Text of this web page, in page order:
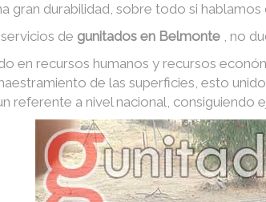
gran durabilidad, sobre todo si
de gunitados en Belmonte , no
en recursos humanos y recursos
de las superficies, esto
referente a nivel nacional,